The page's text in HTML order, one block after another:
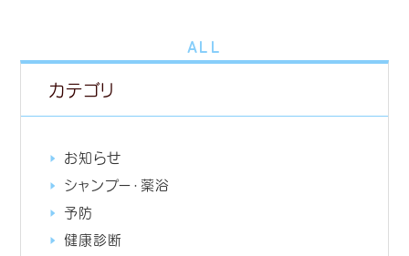
ALL
カテゴリ
お知らせ
シャンプー・薬浴
予防
健康診断